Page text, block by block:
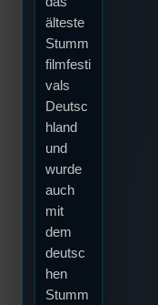
älteste
Stumm
filmfesti
vals
Deutsc
hland
und
wurde
auch
mit
dem
deutsc
hen
Stumm